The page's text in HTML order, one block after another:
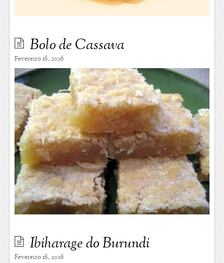
Bolo de Cassava
Fevereiro 18, 2026
Ibiharage do Burundi
Fevereiro 18, 2026